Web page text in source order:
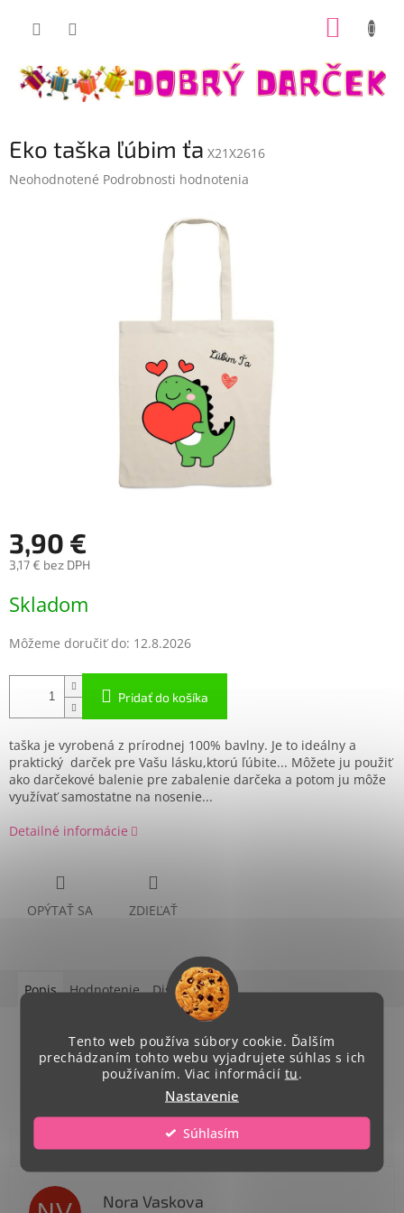
Tento web používa súbory cookie. Ďalším
prechádzaním tohto webu vyjadrujete súhlas s ich
používaním. Viac informácií tu.
Nastavenie
Súhlasím
Eko taška ľúbim ťa X21X2616
Priemerné
Neohodnotené Podrobnosti hodnotenia
3,90 €
3,17 € bez DPH
cena:
Skladom
Môžeme doručiť do: 12.8.2026
Pridať do košíka
taška je vyrobená z prírodnej 100% bavlny. Je to ideálny a
praktický darček pre Vašu lásku,ktorú ľúbite... Môžete ju použiť
ako darčekové balenie pre zabalenie darčeka a potom ju môže
využívať samostatne na nosenie...
Detailné informácie
OPÝTAŤ SA ZDIEĽAŤ
Popis Hodnotenie Diskusia
Podrobný popis
rozmer:42 x 38 x 0,2 cm
Nora Vaskova
Dobrý darček